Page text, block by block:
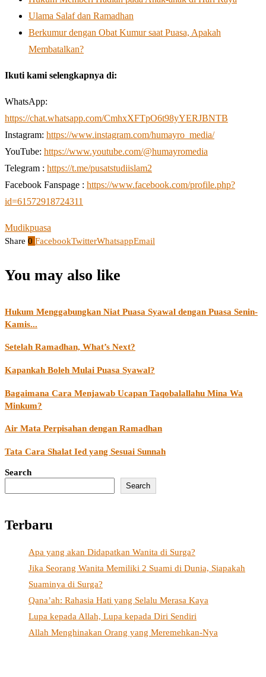
Ulama Salaf dan Ramadhan
Berkumur dengan Obat Kumur saat Puasa, Apakah
Membatalkan?
Ikuti kami selengkapnya di:
WhatsApp:
https://chat.whatsapp.com/CmhxXFTpO6t98yYERJBNTB
Instagram: https://www.instagram.com/humayro_media/
YouTube: https://www.youtube.com/@humayromedia
Telegram : https://t.me/pusatstudiislam2
Facebook Fanspage : https://www.facebook.com/profile.php?
id=61572918724311
Mudikpuasa
Share 0 FacebookTwitterWhatsappEmail
You may also like
Hukum Menggabungkan Niat Puasa Syawal dengan Puasa Senin-
Kamis...
Setelah Ramadhan, What’s Next?
Kapankah Boleh Mulai Puasa Syawal?
Bagaimana Cara Menjawab Ucapan Taqobalallahu Mina Wa
Minkum?
Air Mata Perpisahan dengan Ramadhan
Tata Cara Shalat Ied yang Sesuai Sunnah
Search
Search
Terbaru
Apa yang akan Didapatkan Wanita di Surga?
Jika Seorang Wanita Memiliki 2 Suami di Dunia, Siapakah
Suaminya di Surga?
Qana’ah: Rahasia Hati yang Selalu Merasa Kaya
Lupa kepada Allah, Lupa kepada Diri Sendiri
Allah Menghinakan Orang yang Meremehkan-Nya